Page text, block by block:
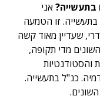
אני
זו הטמעה
שעדיין מאוד קשה
מדי תקופה,
והסטודנטיות
כנ"ל בתעשייה.